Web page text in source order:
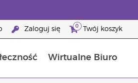
Zaloguj się 0 Twój koszyk
Wirtualne Biuro